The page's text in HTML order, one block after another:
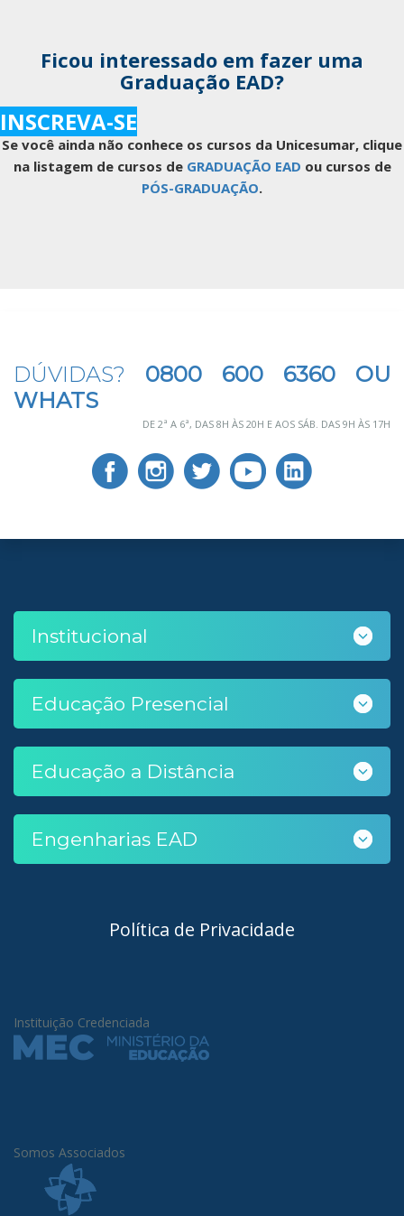
Ficou interessado em fazer uma
Graduação EAD?
INSCREVA-SE
Se você ainda não conhece os cursos da Unicesumar, clique
na listagem de cursos de GRADUAÇÃO EAD ou cursos de
PÓS-GRADUAÇÃO.
DÚVIDAS? 0800 600 6360 OU
WHATS
DE 2ª A 6ª, DAS 8H ÀS 20H E AOS SÁB. DAS 9H ÀS 17H
Institucional
Educação Presencial
Educação a Distância
Engenharias EAD
Política de Privacidade
Instituição Credenciada
Somos Associados